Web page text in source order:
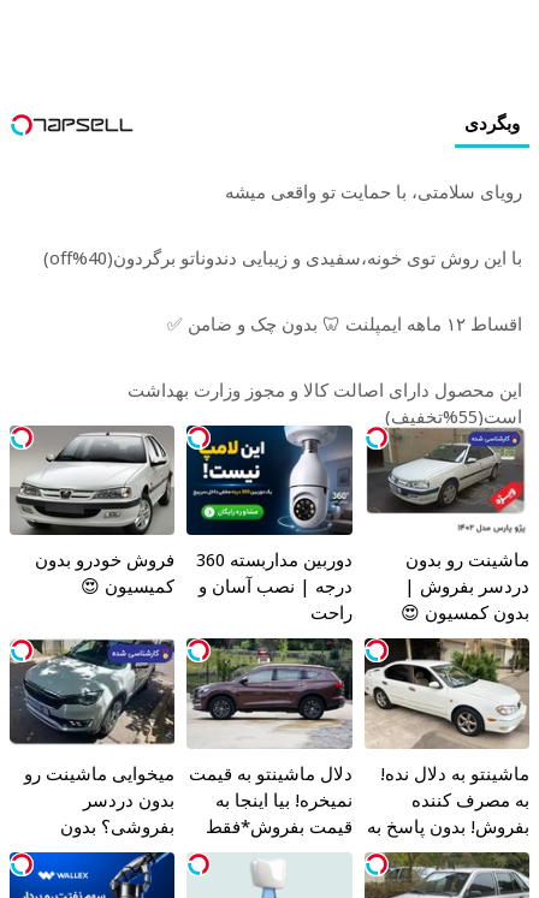
وبگردی
رویای سلامتی، با حمایت تو واقعی میشه
با این روش توی خونه،سفیدی و زیبایی دندوناتو برگردون(40%off)
اقساط ۱۲ ماهه ایمپلنت 🦷 بدون چک و ضامن ✅
این محصول دارای اصالت کالا و مجوز وزارت بهداشت
است(55%تخفیف)
ماشینت رو بدون
دردسر بفروش |
بدون کمسیون 😍
دوربین مداربسته 360
درجه | نصب آسان و
راحت
فروش خودرو بدون
کمیسیون 😍
ماشینتو به دلال نده!
به مصرف کننده
بفروش! بدون پاسخ به
یک تماس
دلال ماشینتو به قیمت
نمیخره! بیا اینجا به
قیمت بفروش*فقط
خریدار واقعی*
میخوایی ماشینت رو
بدون دردسر
بفروشی؟ بدون
کمیسیون